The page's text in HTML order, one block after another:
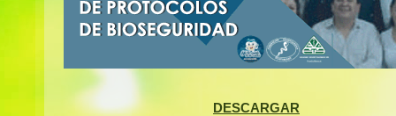
DESCARGAR